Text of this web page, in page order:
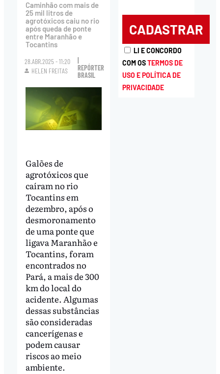
Caminhão com mais de
25 mil litros de
agrotóxicos caiu no rio
após queda de ponte
entre Maranhão e
Tocantins
28.ABR.2025 - 11:20
HELEN FREITAS
REPÓRTER
BRASIL
Galões de
agrotóxicos que
caíram no rio
Tocantins em
dezembro, após o
desmoronamento
de uma ponte que
ligava Maranhão e
Tocantins, foram
encontrados no
Pará, a mais de 300
km do local do
acidente. Algumas
dessas substâncias
são consideradas
cancerígenas e
podem causar
riscos ao meio
ambiente.
LI E CONCORDO
COM OSTERMOS DE
USO E POLÍTICA DE
PRIVACIDADE